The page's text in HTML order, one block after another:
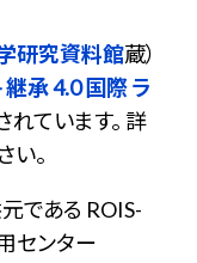
研究資料館蔵）
継承 4.0 国際 ラ
ています。 詳
い。
である ROIS-
センター